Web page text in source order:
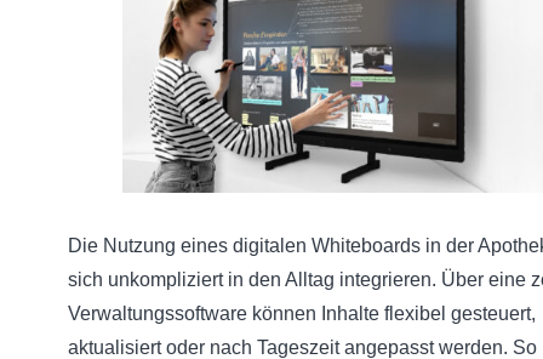
Die Nutzung eines digitalen Whiteboards in der
sich unkompliziert in den Alltag integrieren. Über eine
Verwaltungssoftware können Inhalte flexibel gesteuert,
aktualisiert oder nach Tageszeit angepasst werden. So